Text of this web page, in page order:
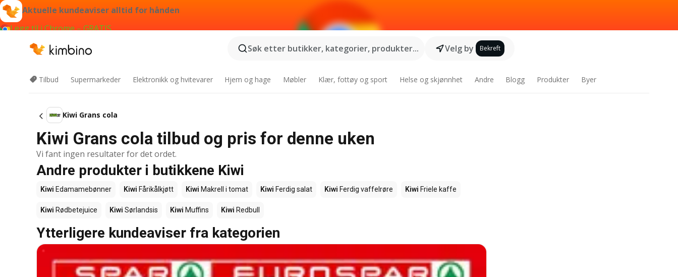
Aktuelle kundeaviser alltid for hånden
Legg til i Chrome – GRATIS
Søk etter butikker, kategorier, produkter...
Velg by Bekreft
Tilbud Supermarkeder Elektronikk og hvitevarer Hjem og hage Møbler Klær, fottøy og sport Helse og skjønnhet Andre Blogg Produkter Byer
Kiwi Grans cola
Kiwi Grans cola tilbud og pris for denne uken
Vi fant ingen resultater for det ordet.
Andre produkter i butikkene Kiwi
Kiwi Edamamebønner Kiwi Fårikålkjøtt Kiwi Makrell i tomat Kiwi Ferdig salat Kiwi Ferdig vaffelrøre Kiwi Friele kaffe
Kiwi Rødbetejuice Kiwi Sørlandsis Kiwi Muffins Kiwi Redbull
Ytterligere kundeaviser fra kategorien